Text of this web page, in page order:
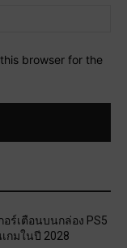
browser for the
อร์เตือนบนกล่อง PS5
กมในปี 2028